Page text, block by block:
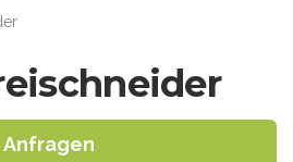
Anfragen